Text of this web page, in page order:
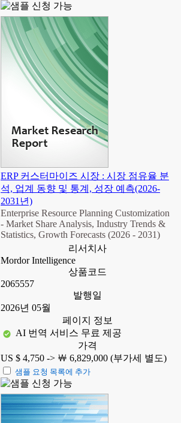
ERP 커스터마이즈 시장 : 시장 점유율 분
석, 업계 동향 및 통계, 성장 예측(2026-
2031년)
Enterprise Resource Planning Customization
- Market Share Analysis, Industry Trends &
Statistics, Growth Forecasts (2026 - 2031)
리서치사
Mordor Intelligence
상품코드
2065557
발행일
2026년 05월
페이지 정보
AI 번역 서비스 무료 제공
가격
US $ 4,750 -> ￦ 6,829,000 (부가세 별도)
샘플 요청 목록에 추가